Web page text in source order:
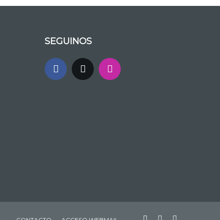
SEGUINOS